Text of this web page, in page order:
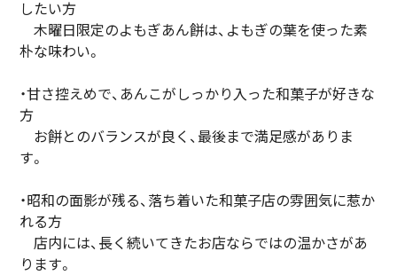
したい方
木曜日限定のよもぎあん餅は、よもぎの葉を使った素
朴な味わい。
・甘さ控えめで、あんこがしっかり入った和菓子が好きな
方
お餅とのバランスが良く、最後まで満足感がありま
す。
・昭和の面影が残る、落ち着いた和菓子店の雰囲気に惹か
れる方
店内には、長く続いてきたお店ならではの温かさがあ
ります。